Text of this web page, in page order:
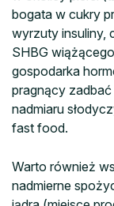
bogata w cukry
wyrzuty insuliny,
SHBG
gospodarka
pragnący
nadmiaru
fast food.
Warto również
nadmierne